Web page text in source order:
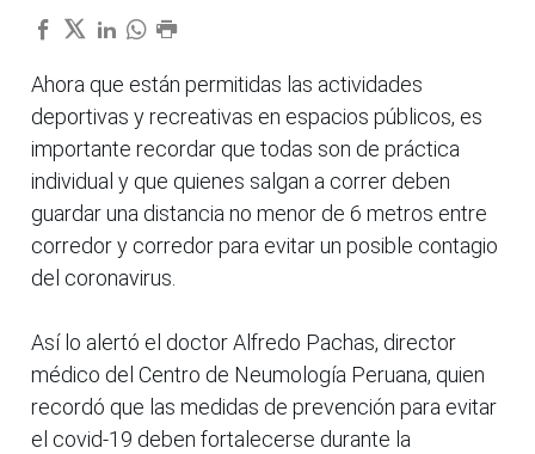
Ahora que están permitidas las actividades
deportivas y recreativas en espacios públicos, es
importante recordar que todas son de práctica
individual y que quienes salgan a correr deben
guardar una distancia no menor de 6 metros entre
corredor y corredor para evitar un posible contagio
del coronavirus.
Así lo alertó el doctor Alfredo Pachas, director
médico del Centro de Neumología Peruana, quien
recordó que las medidas de prevención para evitar
el covid-19 deben fortalecerse durante la